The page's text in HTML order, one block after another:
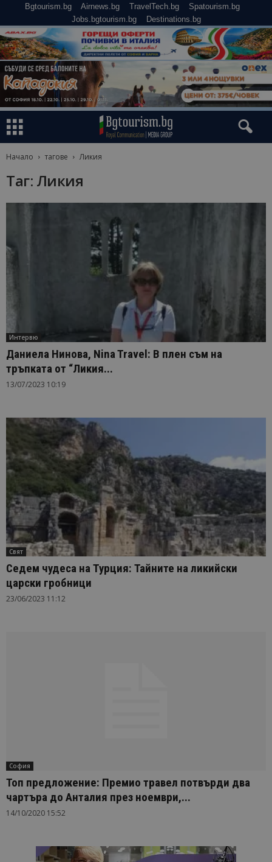
Bgtourism.bg Airnews.bg TravelTech.bg
Spatourism.bg
Jobs.bgtourism.bg
Destinations.bg
Начало тагове Ликия
Таг: Ликия
Интервю
Даниела Нинова, Nina Travel: В плен съм на
тръпката от “Ликия...
13/07/2023 10:19
Свят
Седем чудеса на Турция: Тайните на ликийски
царски гробници
23/06/2023 11:12
София
Топ предложение: Премио травел потвърди два
чартъра до Анталия през ноември,...
14/10/2020 15:52